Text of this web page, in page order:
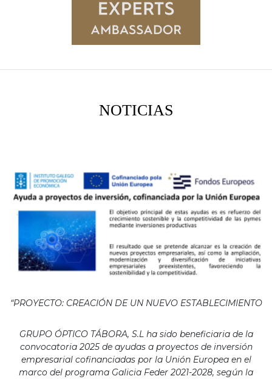
NOTICIAS
“PROYECTO: CREACIÓN DE UN NUEVO ESTABLECIMIENTO
GRUPO ÓPTICO TÁBORA, S.L ha sido beneficiaria de la
convocatoria 2025 de ayudas a proyectos de inversión
empresarial cofinanciadas por la Unión Europea en el
marco del programa Galicia Feder 2021-2028, según la